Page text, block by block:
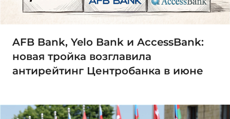
AFB Bank, Yelo Bank и AccessBank:
новая тройка возглавила
антирейтинг Центробанка в июне